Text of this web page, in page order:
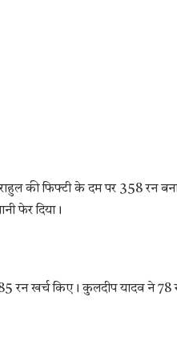
की फिफ्टी के दम पर 358 रन
फेर दिया।
रन खर्च किए। कुलदीप यादव ने 78